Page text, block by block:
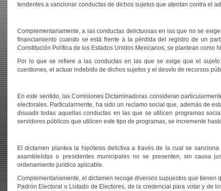
tendentes a sancionar conductas de dichos sujetos que atentan contra el
Complementariamente, a las conductas delictuosas en las que no se
financiamiento cuando se está frente a la pérdida del registro de un
Constitución Política de los Estados Unidos Mexicanos, se plantean
Por lo que se refiere a las conductas en las que se exige que el
cuestiones, el actuar indebido de dichos sujetos y el desvío de recursos
En este sentido, las Comisiones Dictaminadoras consideran
electorales. Particularmente, ha sido un reclamo social que, además de
disuadir todas aquellas conductas en las que se utilicen programas
servidores públicos que utilicen este tipo de programas, se incremente
El dictamen plantea la hipótesis delictiva a través de la cual se
asambleístas o presidentes municipales no se presenten, sin causa
ordenamiento jurídico aplicable.
Complementariamente, el dictamen recoge diversos supuestos que
Padrón Electoral o Listado de Electores, de la credencial para votar y de